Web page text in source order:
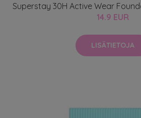
Superstay 30H Active Wear
14.9 EUR
LISÄTIETOJA